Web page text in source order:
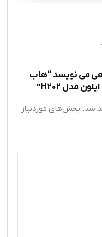
می نویسد “هاب
شد. بخش‌های موردنیاز